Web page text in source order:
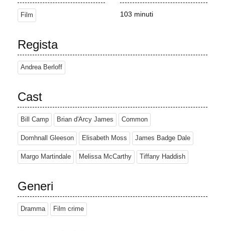
Film 103 minuti
Regista
Andrea Berloff
Cast
Bill Camp Brian d'Arcy James Common
Domhnall Gleeson Elisabeth Moss James Badge Dale
Margo Martindale Melissa McCarthy Tiffany Haddish
Generi
Dramma Film crime